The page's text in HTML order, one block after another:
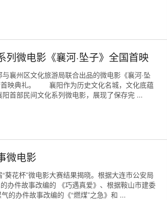
列微电影《襄河·坠子》全国首映
襄州区文化旅游局联合出品的微电影《襄河·坠
首映典礼。 襄阳作为历史文化名城，文化底蕴
首部民间文化系列微电影，展现了保存完 ...
微电影
葵花杯”微电影大赛结果揭晓。根据大连市公安局
办件故事改编的 《巧遇真爱》、根据鞍山市建委
的办件故事改编的《“燃煤”之急》和 ...